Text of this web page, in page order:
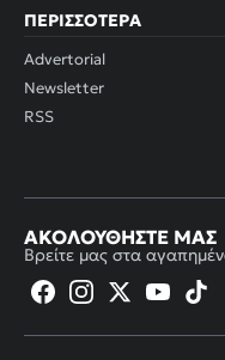
ΠΕΡΙΣΣΌΤΕΡΑ
Advertorial
Newsletter
RSS
ΑΚΟΛΟΥΘΉΣΤΕ ΜΑΣ
Βρείτε μας στα